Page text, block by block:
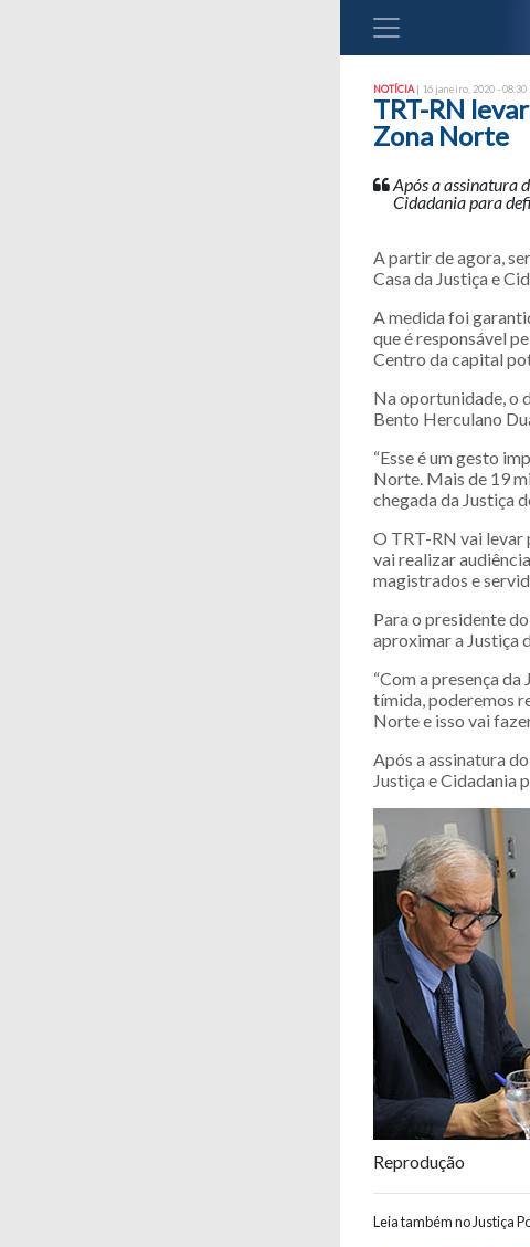
NOTÍCIA | 16 janeiro, 2020 - 08:30
TRT-RN
Zona Norte
Após a assinatura
Cidadania para
A partir de agora,
Casa da Justiça e
A medida foi
que é responsável
Centro da capital
Na oportunidade, o
Bento Herculano
“Esse é um gesto
Norte. Mais de 19
chegada da Justiça
O TRT-RN vai levar
vai realizar
magistrados e
Para o presidente
aproximar a Justiça
“Com a presença
tímida, poderemos
Norte e isso vai
Após a assinatura
Justiça e Cidadania
Reprodução
Leia também no Justiça